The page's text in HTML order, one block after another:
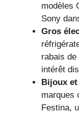
modèles
Sony
Gros
rabais
intérêt
Bijoux
marques
Festina,